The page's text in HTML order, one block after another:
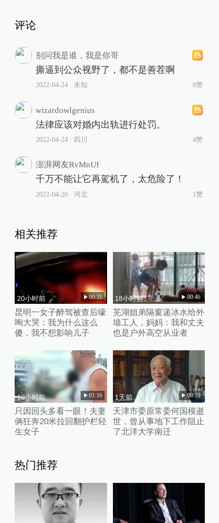
评论
别问我是谁，我是你哥
撕逼到公众视野了，都不是善茬啊
2022-04-24∙ 未知 8赞
wizardowlgenius
法律应该对婚内出轨进行处罚。
2022-04-24∙ 四川 4赞
澎湃网友RvMnUf
千万不能让它再駕机了，太危险了！
2022-04-26∙ 河北 1赞
相关推荐
20小时前 00:31
昆明一女子醉驾被查后嚎
啕大哭：我为什么这么
傻，我不想影响儿子
18小时前 00:46
芜湖姐弟隔窗递冰水给外
墙工人，妈妈：我和丈夫
也是户外高空从业者
19小时前 01:16
只因回头多看一眼！夫妻
俩狂奔20米拉回翻护栏轻
生女子
1天前 00:19
天津市委原常委何国模逝
世，曾从事地下工作阻止
了北洋大学南迁
热门推荐